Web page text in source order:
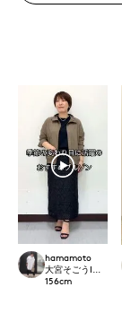
hamamoto
大宮そごうINED
156cm